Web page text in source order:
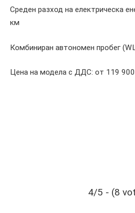
Среден разход на електрическа
км
Комбиниран автономен пробег
Цена на модела с ДДС: от 119 900
4/5 - (8